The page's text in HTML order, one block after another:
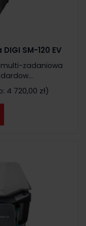
SM-120 EV
zadaniowa
4 720,00 zł)